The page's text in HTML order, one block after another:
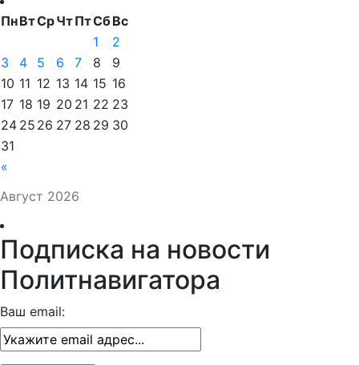
Август 2026
ПнВтСрЧтПтСбВс
«
1
2
3
4 5 6 7 8
9
10 11 12 13 14 15 16
17 18 19 20 21 22 23
24 25 26 27 28 29 30
31
Подписка на новости
Политнавигатора
Ваш email: